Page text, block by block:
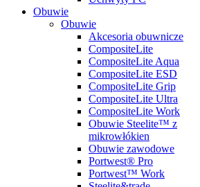
Obuwie
Obuwie
Akcesoria obuwnicze
CompositeLite
CompositeLite Aqua
CompositeLite ESD
CompositeLite Grip
CompositeLite Ultra
CompositeLite Work
Obuwie Steelite™ z
mikrowłókien
Obuwie zawodowe
Portwest® Pro
Portwest™ Work